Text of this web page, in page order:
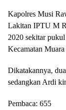
Kapolres Musi
Lakitan IPTU M
2020 sekitar
Kecamatan
Dikatakannya,
sedangkan Ardi
Pembaca: 655